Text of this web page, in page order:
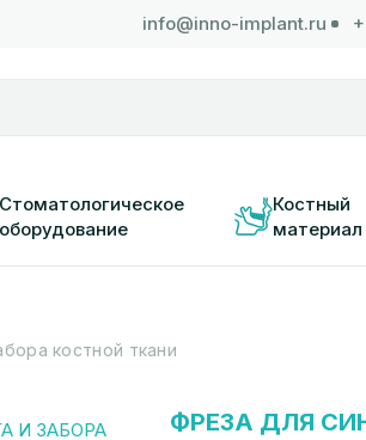
info@inno-implant.ru
Стоматологическое
Костный
материал
костной ткани
ФРЕЗА ДЛЯ